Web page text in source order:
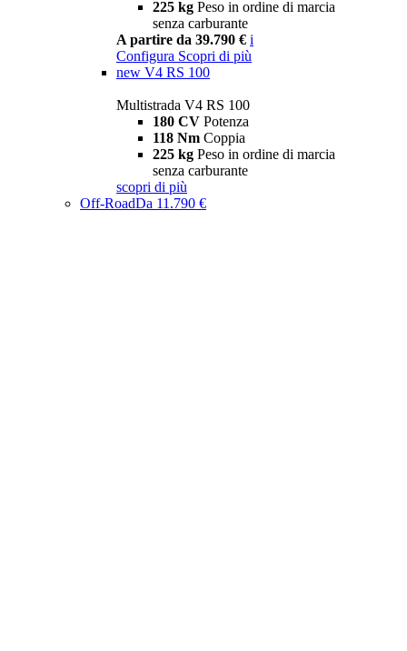
225 kg Peso in ordine di marcia
senza carburante
A partire da 39.790 € i
Configura Scopri di più
new V4 RS 100
Multistrada V4 RS 100
180 CV Potenza
118 Nm Coppia
225 kg Peso in ordine di marcia
senza carburante
scopri di più
Off-RoadDa 11.790 €